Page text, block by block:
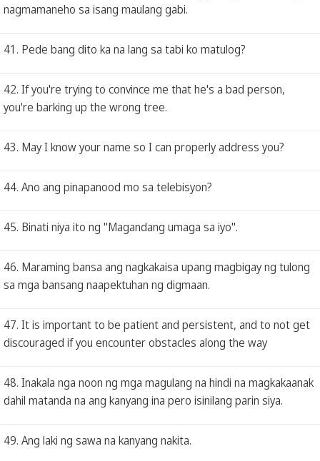
nagmamaneho sa isang maulang gabi.
41. Pede bang dito ka na lang sa tabi ko matulog?
42. If you're trying to convince me that he's a bad person,
you're barking up the wrong tree.
43. May I know your name so I can properly address you?
44. Ano ang pinapanood mo sa telebisyon?
45. Binati niya ito ng "Magandang umaga sa iyo".
46. Maraming bansa ang nagkakaisa upang magbigay ng tulong
sa mga bansang naapektuhan ng digmaan.
47. It is important to be patient and persistent, and to not get
discouraged if you encounter obstacles along the way
48. Inakala nga noon ng mga magulang na hindi na magkakaanak
dahil matanda na ang kanyang ina pero isinilang parin siya.
49. Ang laki ng sawa na kanyang nakita.